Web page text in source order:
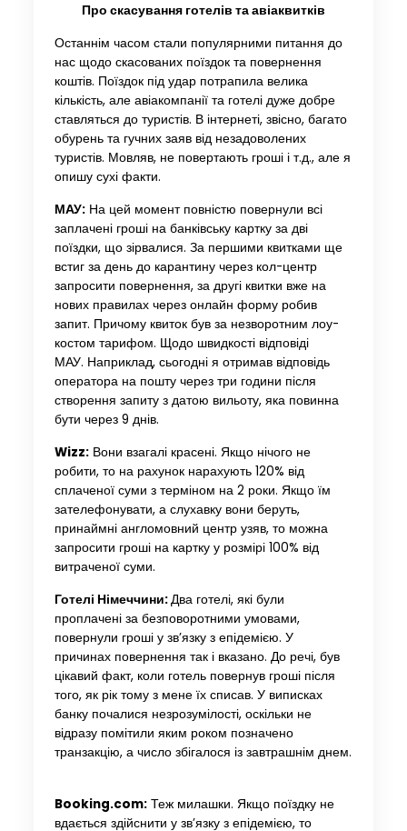
Про скасування готелів та авіаквитків
Останнім часом стали популярними питання до
нас щодо скасованих поїздок та повернення
коштів. Поїздок під удар потрапила велика
кількість, але авіакомпанії та готелі дуже добре
ставляться до туристів. В інтернеті, звісно, ​​багато
обурень та гучних заяв від незадоволених
туристів. Мовляв, не повертають гроші і т.д., але я
опишу сухі факти.
МАУ:На цей момент повністю повернули всі
заплачені гроші на банківську картку за дві
поїздки, що зірвалися. За першими квитками ще
встиг за день до карантину через кол-центр
запросити повернення, за другі квитки вже на
нових правилах через онлайн форму робив
запит. Причому квиток був за незворотним лоу-
костом тарифом. Щодо швидкості відповіді
МАУ. Наприклад, сьогодні я отримав відповідь
оператора на пошту через три години після
створення запиту з датою вильоту, яка повинна
бути через 9 днів.
Wizz:Вони взагалі красені. Якщо нічого не
робити, то на рахунок нарахують 120% від
сплаченої суми з терміном на 2 роки. Якщо їм
зателефонувати, а слухавку вони беруть,
принаймні англомовний центр узяв, то можна
запросити гроші на картку у розмірі 100% від
витраченої суми.
Готелі Німеччини:Два готелі, які були
проплачені за безповоротними умовами,
повернули гроші у зв’язку з епідемією. У
причинах повернення так і вказано. До речі, був
цікавий факт, коли готель повернув гроші після
того, як рік тому з мене їх списав. У виписках
банку почалися незрозумілості, оскільки не
відразу помітили яким роком позначено
транзакцію, а число збігалося із завтрашнім днем.
Booking.com:Теж милашки. Якщо поїздку не
вдається здійснити у зв’язку з епідемією, то